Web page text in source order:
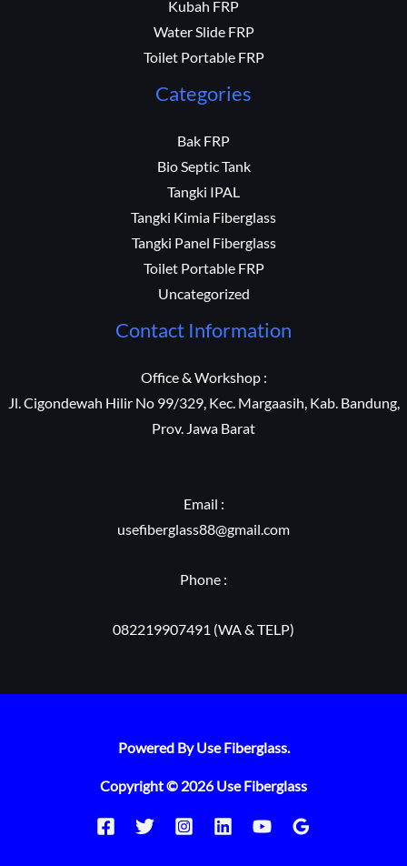
Kubah FRP
Water Slide FRP
Toilet Portable FRP
Categories
Bak FRP
Bio Septic Tank
Tangki IPAL
Tangki Kimia Fiberglass
Tangki Panel Fiberglass
Toilet Portable FRP
Uncategorized
Contact Information
Office & Workshop :
Jl. Cigondewah Hilir No 99/329, Kec. Margaasih, Kab. Bandung,
Prov. Jawa Barat
Email :
usefiberglass88@gmail.com
Phone :
082219907491 (WA & TELP)
Powered By Use Fiberglass.
Copyright © 2026 Use Fiberglass